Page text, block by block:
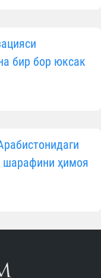
бир бор юксак
шарафини ҳимоя